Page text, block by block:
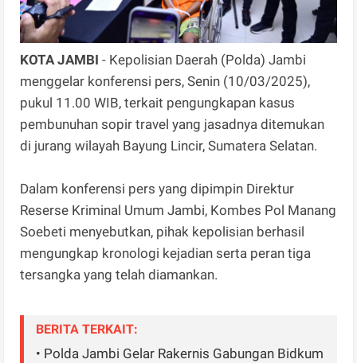
KOTA JAMBI - Kepolisian Daerah (Polda) Jambi
menggelar konferensi pers, Senin (10/03/2025),
pukul 11.00 WIB, terkait pengungkapan kasus
pembunuhan sopir travel yang jasadnya ditemukan
di jurang wilayah Bayung Lincir, Sumatera Selatan.
Dalam konferensi pers yang dipimpin Direktur
Reserse Kriminal Umum Jambi, Kombes Pol Manang
Soebeti menyebutkan, pihak kepolisian berhasil
mengungkap kronologi kejadian serta peran tiga
tersangka yang telah diamankan.
BERITA TERKAIT:
• Polda Jambi Gelar Rakernis Gabungan Bidkum